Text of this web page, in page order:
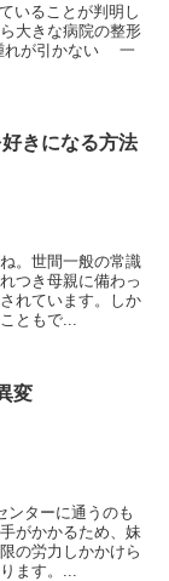
いることが判明し
大きな病院の整形
れが引かない 一
きになる方法
。世間一般の常識
つき母親に備わっ
れています。しか
ともで...
変
ターに通うのも
がかかるため、妹
の労力しかかけら
ます。...